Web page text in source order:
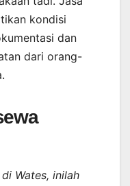
kondisi
dan
dari orang-
Wates, inilah